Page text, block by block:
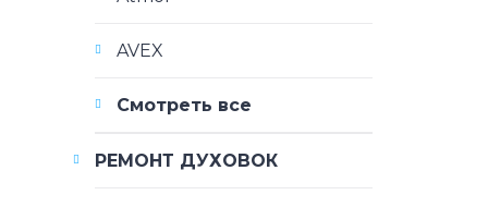
AVEX
Смотреть все
РЕМОНТ ДУХОВОК